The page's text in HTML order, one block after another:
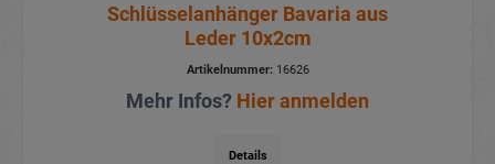
Schlüsselanhänger Bavaria aus
Leder 10x2cm
Artikelnummer:16626
Mehr Infos? Hier anmelden
Details